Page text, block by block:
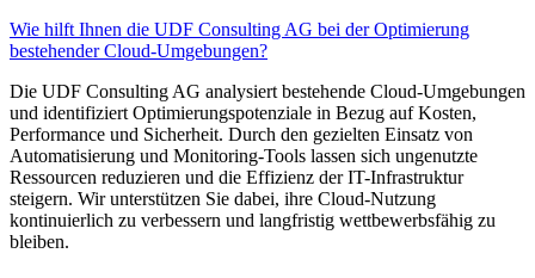
Wie hilft Ihnen die UDF Consulting AG bei der Optimierung
bestehender Cloud-Umgebungen?
Die UDF Consulting AG analysiert bestehende Cloud-Umgebungen
und identifiziert Optimierungspotenziale in Bezug auf Kosten,
Performance und Sicherheit. Durch den gezielten Einsatz von
Automatisierung und Monitoring-Tools lassen sich ungenutzte
Ressourcen reduzieren und die Effizienz der IT-Infrastruktur
steigern. Wir unterstützen Sie dabei, ihre Cloud-Nutzung
kontinuierlich zu verbessern und langfristig wettbewerbsfähig zu
bleiben.